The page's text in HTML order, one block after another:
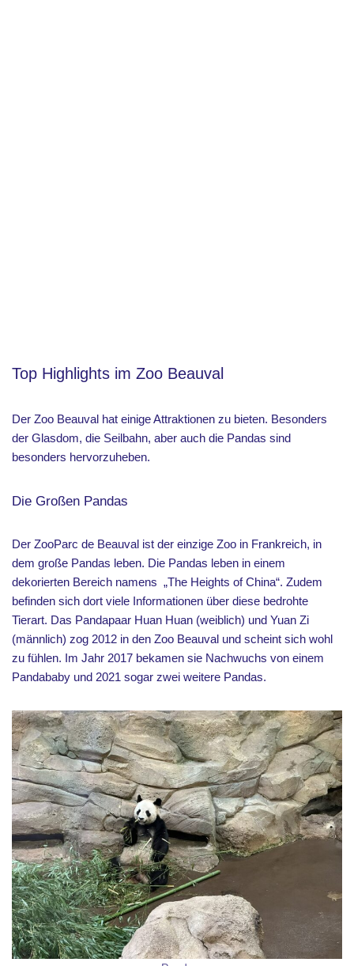
Top Highlights im Zoo Beauval
Der Zoo Beauval hat einige Attraktionen zu bieten. Besonders
der Glasdom, die Seilbahn, aber auch die Pandas sind
besonders hervorzuheben.
Die Großen Pandas
Der ZooParc de Beauval ist der einzige Zoo in Frankreich, in
dem große Pandas leben. Die Pandas leben in einem
dekorierten Bereich namens „The Heights of China“. Zudem
befinden sich dort viele Informationen über diese bedrohte
Tierart. Das Pandapaar Huan Huan (weiblich) und Yuan Zi
(männlich) zog 2012 in den Zoo Beauval und scheint sich wohl
zu fühlen. Im Jahr 2017 bekamen sie Nachwuchs von einem
Pandababy und 2021 sogar zwei weitere Pandas.